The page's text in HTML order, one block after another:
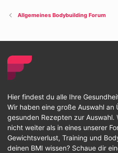
Allgemeines Bodybuilding Forum
Hier findest du alle Ihre
Wir haben eine große Auswahl an
gesunden Rezepten zur Auswahl.
nicht weiter als in eines unserer
Gewichtsverlust, Training und
deinen BMI wissen? Schaue dir